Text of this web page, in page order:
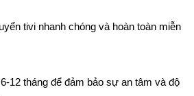
tivi nhanh chóng và hoàn toàn miễn
12 tháng để đảm bảo sự an tâm và độ